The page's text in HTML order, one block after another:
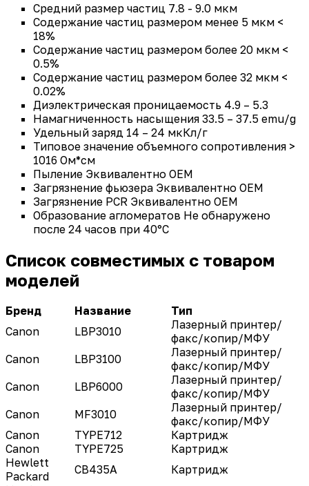
Средний размер частиц 7.8 - 9.0 мкм
Содержание частиц размером менее 5 мкм <
18%
Содержание частиц размером более 20 мкм <
0.5%
Содержание частиц размером более 32 мкм <
0.02%
Диэлектрическая проницаемость 4.9 – 5.3
Намагниченность насыщения 33.5 – 37.5 emu/g
Удельный заряд 14 – 24 мкКл/г
Типовое значение объемного сопротивления >
1016 Ом*см
Пыление Эквивалентно OEM
Загрязнение фьюзера Эквивалентно OEM
Загрязнение PCR Эквивалентно OEM
Образование агломератов Не обнаружено
после 24 часов при 40°С
Список совместимых с товаром
моделей
Бренд Название
Тип
Canon
LBP3010
Лазерный принтер/
факс/копир/МФУ
Canon
LBP3100
Лазерный принтер/
факс/копир/МФУ
Canon
LBP6000
Лазерный принтер/
факс/копир/МФУ
Canon
MF3010
Лазерный принтер/
факс/копир/МФУ
Canon
TYPE712
Картридж
Canon
TYPE725
Картридж
Hewlett
Packard
CB435A
Картридж